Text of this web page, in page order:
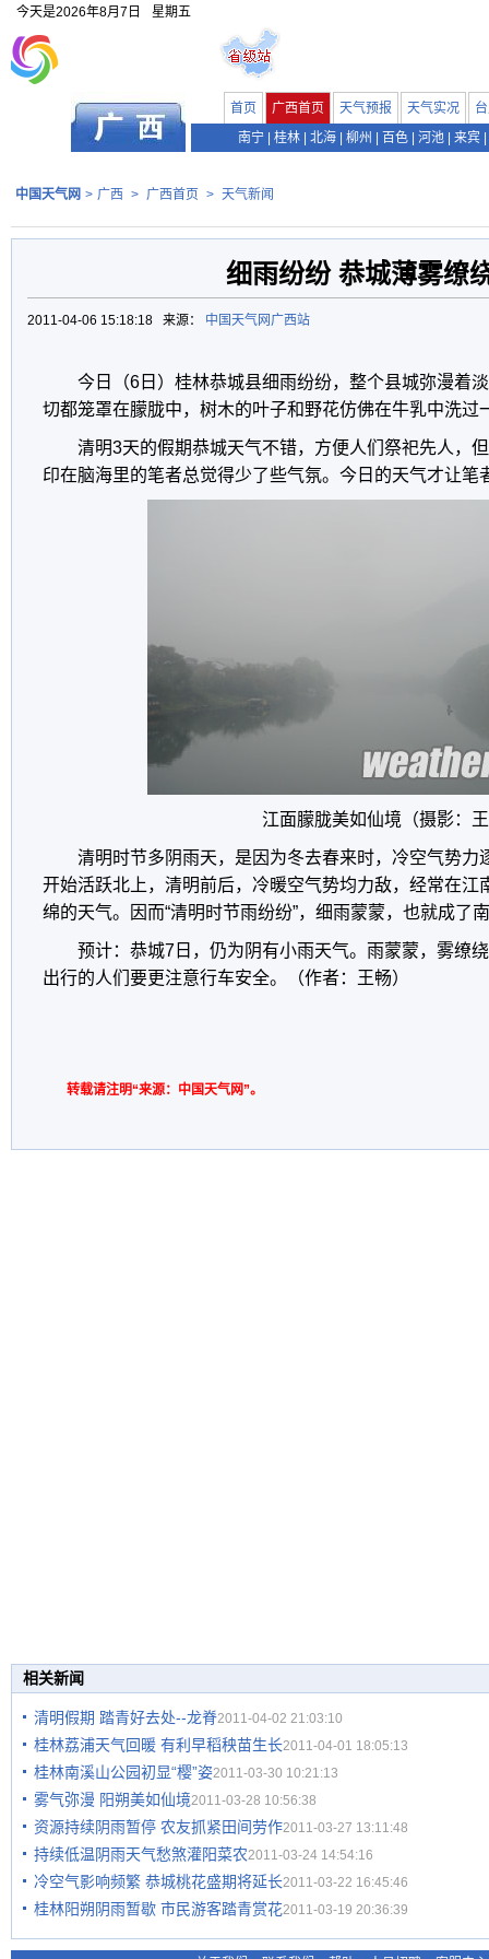
今天是2026年8月7日 星期五
首页 广西首页 天气预报 天气实况
南宁
桂林 北海 柳州 百色 河池 来宾
中国天气网 > 广西 > 广西首页 > 天气新闻
细雨纷纷 恭城薄雾缭
2011-04-06 15:18:18 来源： 中国天气网广西站
今日（6日）桂林恭城县细雨纷纷，整个县城弥漫着
切都笼罩在朦胧中，树木的叶子和野花仿佛在牛乳中洗过
清明3天的假期恭城天气不错，方便人们祭祀先人，
印在脑海里的笔者总觉得少了些气氛。今日的天气才让笔
江面朦胧美如仙境（摄影：
清明时节多阴雨天，是因为冬去春来时，冷空气势力
开始活跃北上，清明前后，冷暖空气势均力敌，经常在江
绵的天气。因而“清明时节雨纷纷”，细雨蒙蒙，也就成了
预计：恭城7日，仍为阴有小雨天气。雨蒙蒙，雾缭
出行的人们要更注意行车安全。（作者：王畅）
转载请注明“来源：中国天气网”。
相关新闻
清明假期 踏青好去处--龙脊2011-04-02 21:03:10
桂林荔浦天气回暖 有利早稻秧苗生长2011-04-01 18:05:13
桂林南溪山公园初显“樱”姿2011-03-30 10:21:13
雾气弥漫 阳朔美如仙境2011-03-28 10:56:38
资源持续阴雨暂停 农友抓紧田间劳作2011-03-27 13:11:48
持续低温阴雨天气愁煞灌阳菜农2011-03-24 14:54:16
冷空气影响频繁 恭城桃花盛期将延长2011-03-22 16:45:46
桂林阳朔阴雨暂歇 市民游客踏青赏花2011-03-19 20:36:39